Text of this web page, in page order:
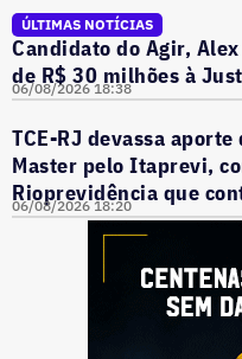
ÚLTIMAS NOTÍCIAS
Candidato do Agir,
de R$ 30 milhões à
06/08/2026 18:38
TCE-RJ devassa
Master pelo Itaprevi,
Rioprevidência que
06/08/2026 18:20